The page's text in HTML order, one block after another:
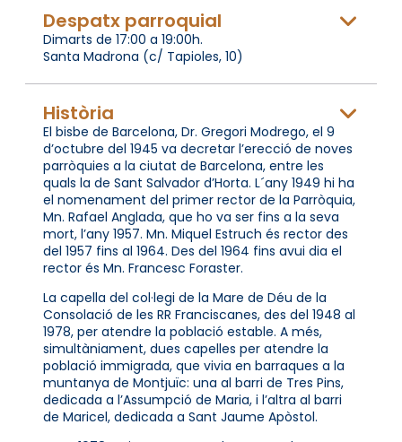
Despatx parroquial
Dimarts de 17:00 a 19:00h.
Santa Madrona (c/ Tapioles, 10)
Història
El bisbe de Barcelona, Dr. Gregori Modrego, el 9
d’octubre del 1945 va decretar l’erecció de noves
parròquies a la ciutat de Barcelona, entre les
quals la de Sant Salvador d’Horta. L´any 1949 hi ha
el nomenament del primer rector de la Parròquia,
Mn. Rafael Anglada, que ho va ser fins a la seva
mort, l’any 1957. Mn. Miquel Estruch és rector des
del 1957 fins al 1964. Des del 1964 fins avui dia el
rector és Mn. Francesc Foraster.
La capella del col·legi de la Mare de Déu de la
Consolació de les RR Franciscanes, des del 1948 al
1978, per atendre la població estable. A més,
simultàniament, dues capelles per atendre la
població immigrada, que vivia en barraques a la
muntanya de Montjuïc: una al barri de Tres Pins,
dedicada a l’Assumpció de Maria, i l’altra al barri
de Maricel, dedicada a Sant Jaume Apòstol.